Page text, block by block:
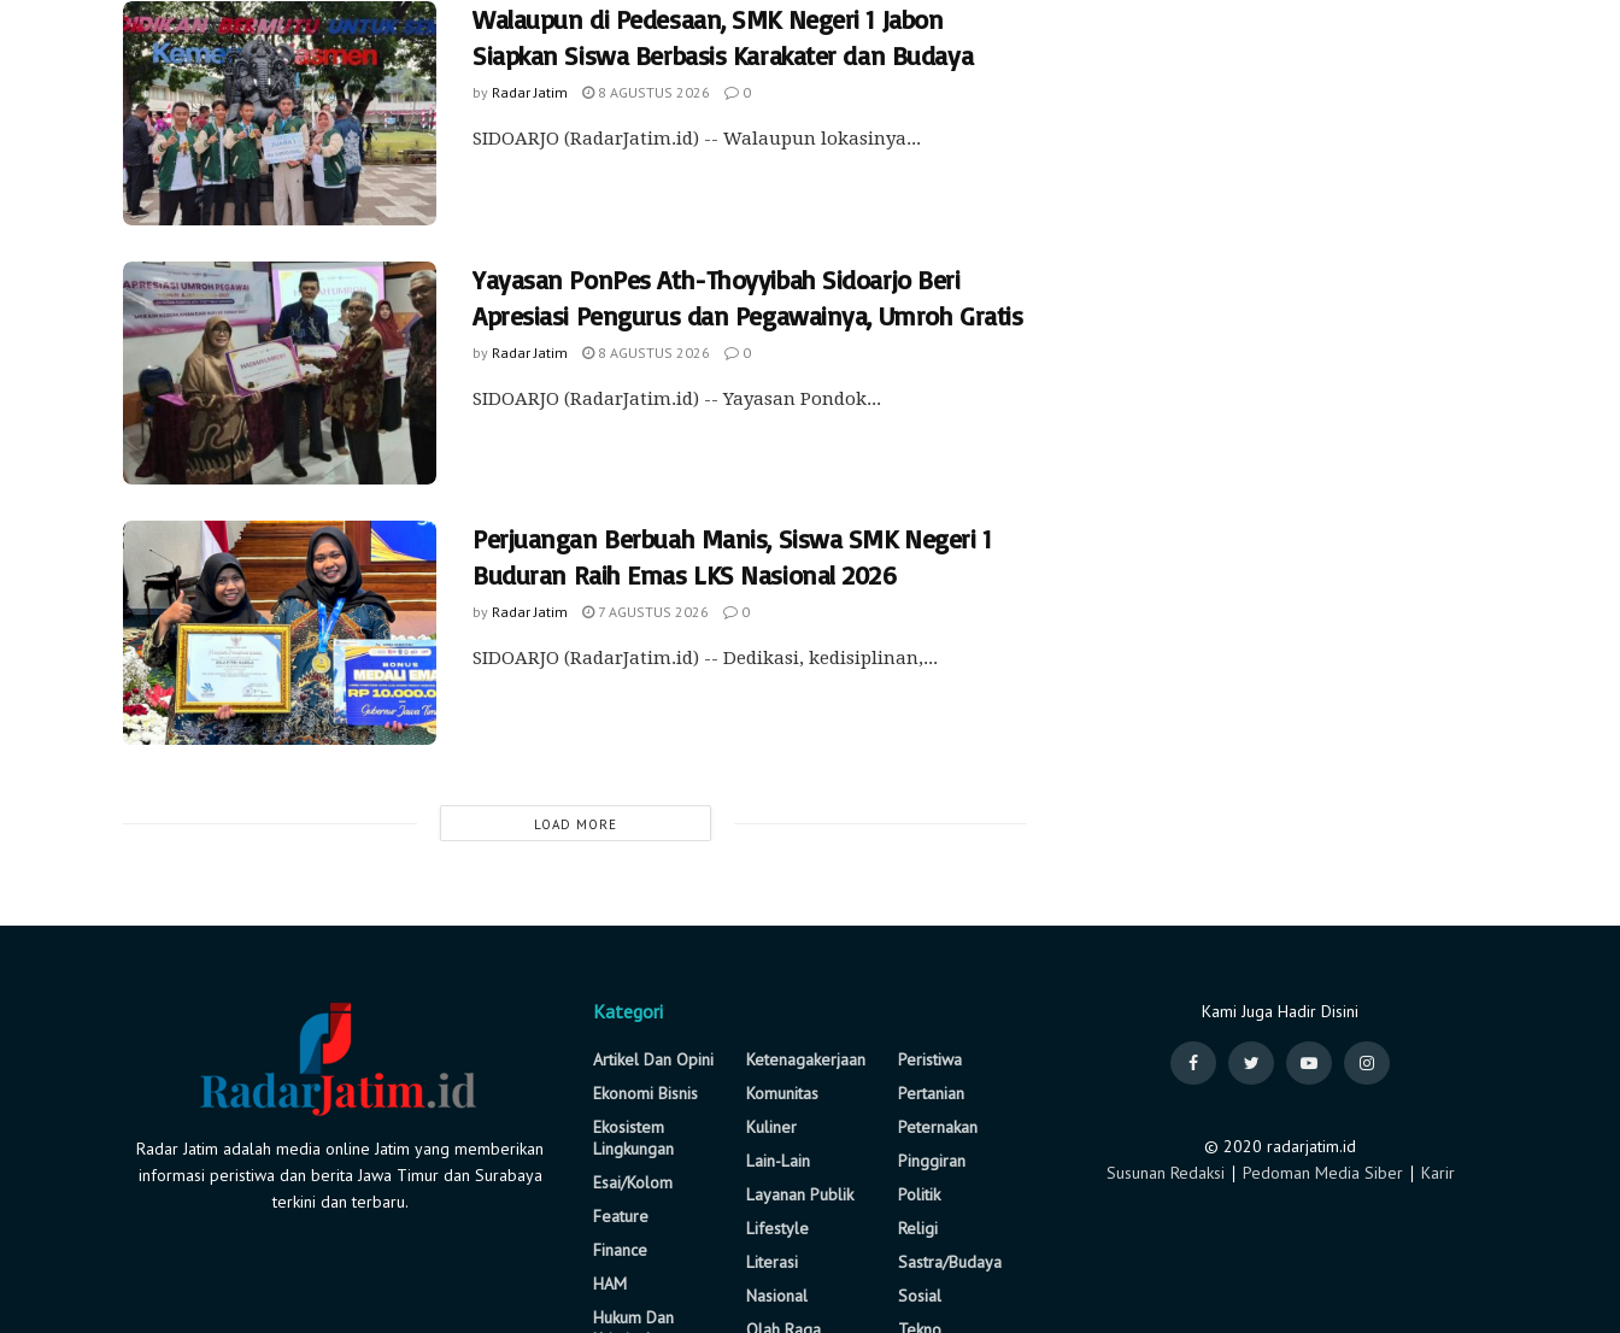
Walaupun di Pedesaan, SMK Negeri 1 Jabon
Siapkan Siswa Berbasis Karakater dan Budaya
by Radar Jatim 8 AGUSTUS 2026 0
SIDOARJO (RadarJatim.id) -- Walaupun lokasinya...
Yayasan PonPes Ath-Thoyyibah Sidoarjo Beri
Apresiasi Pengurus dan Pegawainya, Umroh Gratis
by Radar Jatim 8 AGUSTUS 2026 0
SIDOARJO (RadarJatim.id) -- Yayasan Pondok...
Perjuangan Berbuah Manis, Siswa SMK Negeri 1
Buduran Raih Emas LKS Nasional 2026
by Radar Jatim 7 AGUSTUS 2026 0
SIDOARJO (RadarJatim.id) -- Dedikasi, kedisiplinan,...
LOAD MORE
Radar Jatim adalah media online Jatim yang memberikan
informasi peristiwa dan berita Jawa Timur dan Surabaya
terkini dan terbaru.
Kategori
Artikel Dan Opini
Ekonomi Bisnis
Ekosistem
Lingkungan
Esai/Kolom
Feature
Finance
HAM
Hukum Dan
Ketenagakerjaan
Komunitas
Kuliner
Lain-Lain
Layanan Publik
Lifestyle
Literasi
Nasional
Peristiwa
Pertanian
Peternakan
Pinggiran
Politik
Religi
Sastra/Budaya
Sosial
Kami Juga Hadir Disini
© 2020 radarjatim.id
Susunan Redaksi ∣ Pedoman Media Siber∣ Karir